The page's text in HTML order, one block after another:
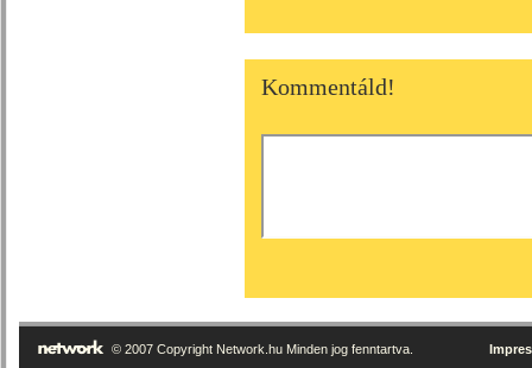
Kommentáld!
© 2007 Copyright Network.hu Minden jog fenntartva.